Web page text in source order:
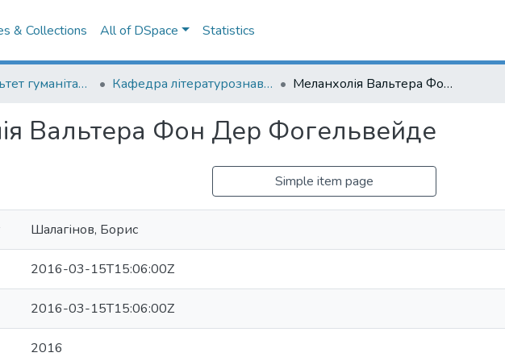
& Collections All of DSpace Statistics
001. Факультет гуманітарних наук Кафедра літературознавства імені Володимира Моренця Меланхолія Вальтера Фон Дер Фогельвейде
Вальтера Фон Дер Фогельвейде
Simple item page
Шалагінов, Борис
2016-03-15T15:06:00Z
2016-03-15T15:06:00Z
2016